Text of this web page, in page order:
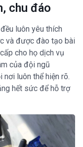
chu đáo
luôn yêu thích
và được đào tạo bài
cho họ dịch vụ
của đội ngũ
luôn thể hiện rõ.
hết sức để hỗ trợ